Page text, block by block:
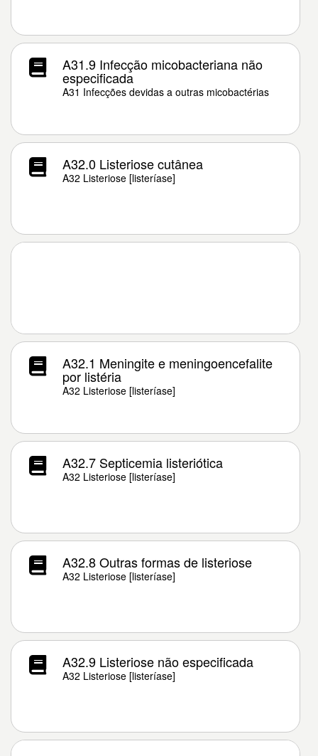
A31.9 Infecção micobacteriana não
especificada
A31 Infecções devidas a outras micobactérias
A32.0 Listeriose cutânea
A32 Listeriose [listeríase]
A32.1 Meningite e meningoencefalite
por listéria
A32 Listeriose [listeríase]
A32.7 Septicemia listeriótica
A32 Listeriose [listeríase]
A32.8 Outras formas de listeriose
A32 Listeriose [listeríase]
A32.9 Listeriose não especificada
A32 Listeriose [listeríase]